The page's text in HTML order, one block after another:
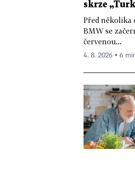
skrze
Před několika
BMW se
červenou...
4. 8. 2026 ▪ 6